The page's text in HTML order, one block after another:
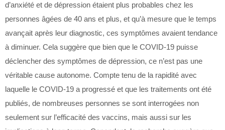
d’anxiété et de dépression étaient plus probables chez les
personnes âgées de 40 ans et plus, et qu’à mesure que le temps
avançait après leur diagnostic, ces symptômes avaient tendance
à diminuer. Cela suggère que bien que le COVID-19 puisse
déclencher des symptômes de dépression, ce n’est pas une
véritable cause autonome. Compte tenu de la rapidité avec
laquelle le COVID-19 a progressé et que les traitements ont été
publiés, de nombreuses personnes se sont interrogées non
seulement sur l’efficacité des vaccins, mais aussi sur les